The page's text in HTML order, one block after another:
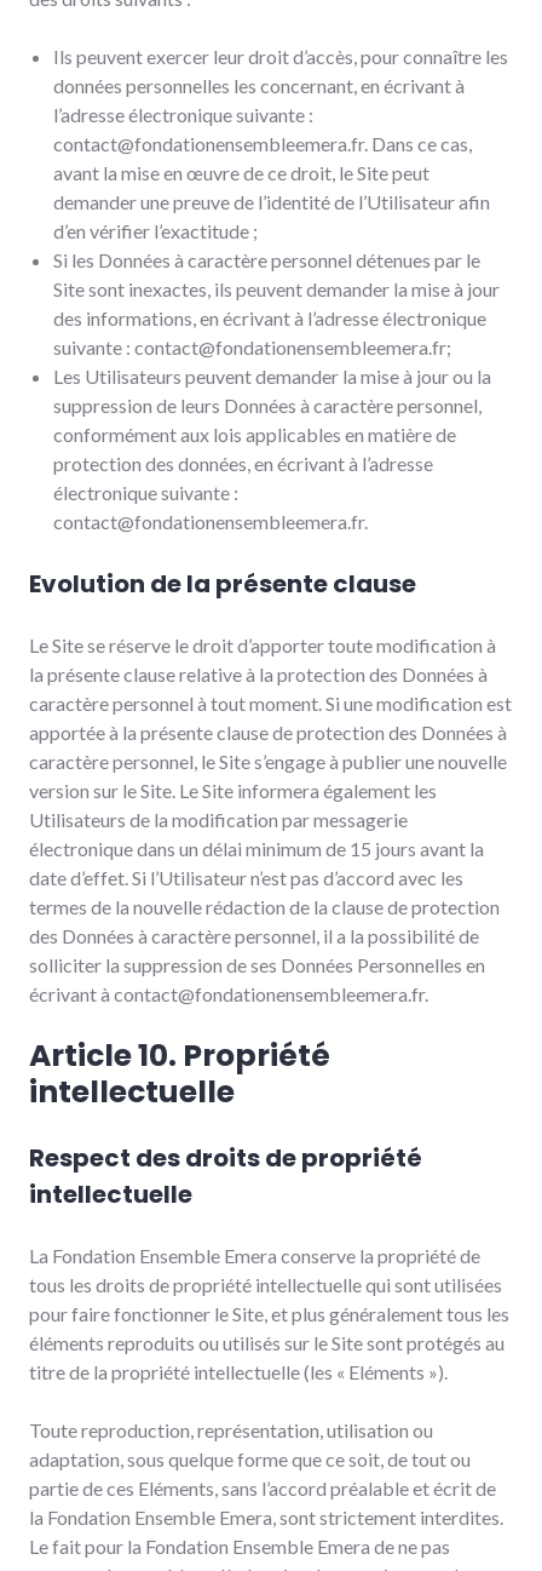
Ils peuvent exercer leur droit d’accès, pour connaître les
données personnelles les concernant, en écrivant à
l’adresse électronique suivante :
contact@fondationensembleemera.fr. Dans ce cas,
avant la mise en œuvre de ce droit, le Site peut
demander une preuve de l’identité de l’Utilisateur afin
d’en vérifier l’exactitude ;
Si les Données à caractère personnel détenues par le
Site sont inexactes, ils peuvent demander la mise à jour
des informations, en écrivant à l’adresse électronique
suivante : contact@fondationensembleemera.fr;
Les Utilisateurs peuvent demander la mise à jour ou la
suppression de leurs Données à caractère personnel,
conformément aux lois applicables en matière de
protection des données, en écrivant à l’adresse
électronique suivante :
contact@fondationensembleemera.fr.
Evolution de la présente clause
Le Site se réserve le droit d’apporter toute modification à
la présente clause relative à la protection des Données à
caractère personnel à tout moment. Si une modification est
apportée à la présente clause de protection des Données à
caractère personnel, le Site s’engage à publier une nouvelle
version sur le Site. Le Site informera également les
Utilisateurs de la modification par messagerie
électronique dans un délai minimum de 15 jours avant la
date d’effet. Si l’Utilisateur n’est pas d’accord avec les
termes de la nouvelle rédaction de la clause de protection
des Données à caractère personnel, il a la possibilité de
solliciter la suppression de ses Données Personnelles en
écrivant à contact@fondationensembleemera.fr.
Article 10. Propriété
intellectuelle
Respect des droits de propriété
intellectuelle
La Fondation Ensemble Emera conserve la propriété de
tous les droits de propriété intellectuelle qui sont utilisées
pour faire fonctionner le Site, et plus généralement tous les
éléments reproduits ou utilisés sur le Site sont protégés au
titre de la propriété intellectuelle (les « Eléments »).
Toute reproduction, représentation, utilisation ou
adaptation, sous quelque forme que ce soit, de tout ou
partie de ces Eléments, sans l’accord préalable et écrit de
la Fondation Ensemble Emera, sont strictement interdites.
Le fait pour la Fondation Ensemble Emera de ne pas